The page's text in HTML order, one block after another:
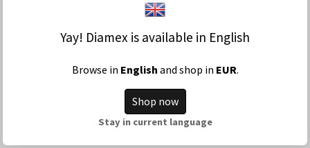
Yay! Diamex is available in English
Browse in English and shop in EUR.
Shop now
Stay in current language